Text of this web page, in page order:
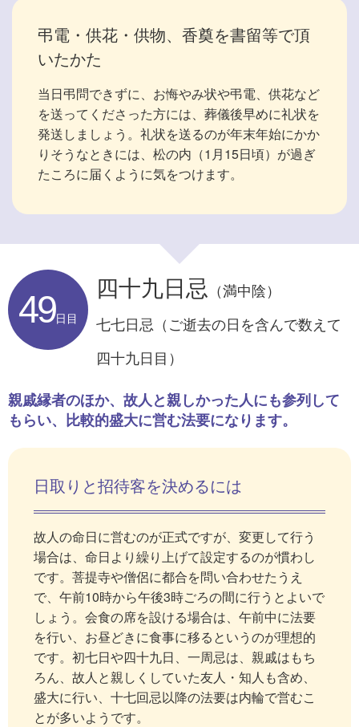
弔電・供花・供物、香奠を書留等で頂
いたかた
当日弔問できずに、お悔やみ状や弔電、供花など
を送ってくださった方には、葬儀後早めに礼状を
発送しましょう。礼状を送るのが年末年始にかか
りそうなときには、松の内（1月15日頃）が過ぎ
たころに届くように気をつけます。
49日目
四十九日忌 （満中陰）
七七日忌（ご逝去の日を含んで数えて
四十九日目）
親戚縁者のほか、故人と親しかった人にも参列して
もらい、比較的盛大に営む法要になります。
日取りと招待客を決めるには
故人の命日に営むのが正式ですが、変更して行う
場合は、命日より繰り上げて設定するのが慣わし
です。菩提寺や僧侶に都合を問い合わせたうえ
で、午前10時から午後3時ごろの間に行うとよいで
しょう。会食の席を設ける場合は、午前中に法要
を行い、お昼どきに食事に移るというのが理想的
です。初七日や四十九日、一周忌は、親戚はもち
ろん、故人と親しくしていた友人・知人も含め、
盛大に行い、十七回忌以降の法要は内輪で営むこ
とが多いようです。